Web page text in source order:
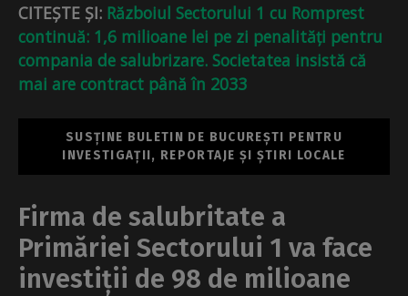
CITEȘTE ȘI: Războiul Sectorului 1 cu Romprest
continuă: 1,6 milioane lei pe zi penalități pentru
compania de salubrizare. Societatea insistă că
mai are contract până în 2033
SUSȚINE BULETIN DE BUCUREȘTI PENTRU
INVESTIGAȚII, REPORTAJE ȘI ȘTIRI LOCALE
Firma de salubritate a
Primăriei Sectorului 1 va face
investiții de 98 de milioane